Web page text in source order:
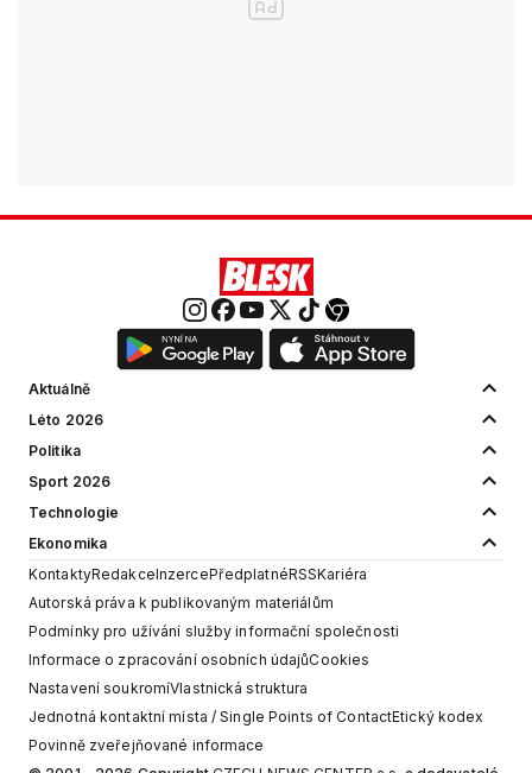
Aktuálně
Léto 2026
Politika
Sport 2026
Technologie
Ekonomika
KontaktyRedakceInzercePředplatnéRSSKariéra
Autorská práva k publikovaným materiálům
Podmínky pro užívání služby informační společnosti
Informace o zpracování osobních údajůCookies
Nastavení soukromíVlastnická struktura
Jednotná kontaktní místa / Single Points of ContactEtický kodex
Povinně zveřejňované informace